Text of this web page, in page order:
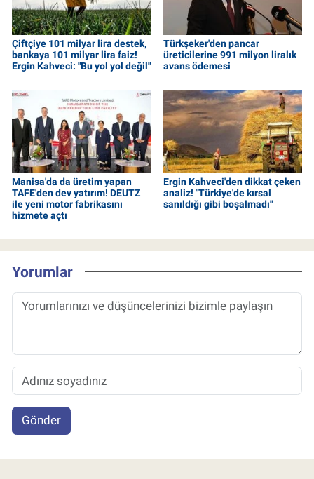
Çiftçiye 101 milyar lira destek,
bankaya 101 milyar lira faiz!
Ergin Kahveci: "Bu yol yol değil"
Türkşeker'den pancar
üreticilerine 991 milyon liralık
avans ödemesi
Manisa'da da üretim yapan
TAFE'den dev yatırım! DEUTZ
ile yeni motor fabrikasını
hizmete açtı
Ergin Kahveci'den dikkat çeken
analiz! "Türkiye'de kırsal
sanıldığı gibi boşalmadı"
Yorumlar
Gönder